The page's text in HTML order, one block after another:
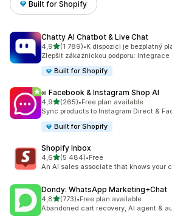
Built for Shopify
Chatty AI Chatbot & Live Chat
4,9z 5 hvězd
(1 789)
Celkový počet recenzí: 1789
•K dispozici je bezplatný
Zlepšit zákaznickou podporu:
Built for Shopify
∞ Facebook & Instagram Shop AI
4,9z 5 hvězd
(265)
Celkový počet recenzí: 265
•Free plan available
Sync products to Instagram Direct &
Built for Shopify
Shopify Inbox
4,6z 5 hvězd
(5 484)
Celkový počet recenzí: 5484
•Free
An AI sales associate that knows your
Dondy: WhatsApp Marketing+Chat
4,8z 5 hvězd
(773)
Celkový počet recenzí: 773
•Free plan available
Abandoned cart recovery, AI agent &